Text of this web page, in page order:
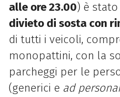
alle ore 23.00) è
divieto di sosta con
di tutti i veicoli,
monopattini, con la
parcheggi per le
(generici e ad